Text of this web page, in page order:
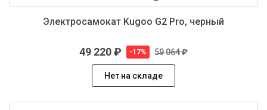
Электросамокат Kugoo G2 Pro, черный
49 220 ₽ -17% 59 064 ₽
Нет на складе